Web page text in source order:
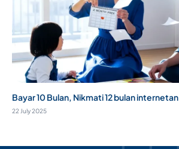
Bayar 10 Bulan, Nikmati 12 bulan internetan
22 July 2025